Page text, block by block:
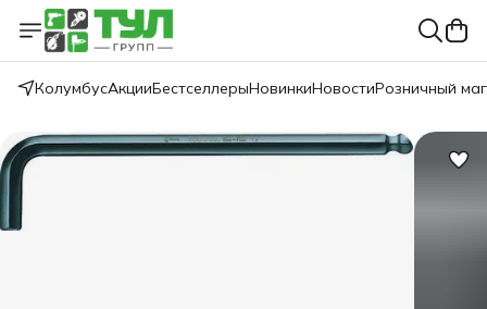
КолумбусАкцииБестселлерыНовинкиНовостиРозничный